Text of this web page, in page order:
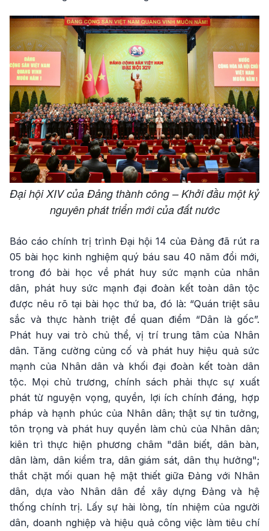
Đại hội XIV của Đảng thành công – Khởi đầu một kỷ
nguyên phát triển mới của đất nước
Báo cáo chính trị trình Đại hội 14 của Đảng đã rút ra
05 bài học kinh nghiệm quý báu sau 40 năm đổi mới,
trong đó bài học về phát huy sức mạnh của nhân
dân, phát huy sức mạnh đại đoàn kết toàn dân tộc
được nêu rõ tại bài học thứ ba, đó là: “Quán triệt sâu
sắc và thực hành triệt để quan điểm “Dân là gốc”.
Phát huy vai trò chủ thể, vị trí trung tâm của Nhân
dân. Tăng cường củng cố và phát huy hiệu quả sức
mạnh của Nhân dân và khối đại đoàn kết toàn dân
tộc. Mọi chủ trương, chính sách phải thực sự xuất
phát từ nguyện vọng, quyền, lợi ích chính đáng, hợp
pháp và hạnh phúc của Nhân dân; thật sự tin tưởng,
tôn trọng và phát huy quyền làm chủ của Nhân dân;
kiên trì thực hiện phương châm "dân biết, dân bàn,
dân làm, dân kiểm tra, dân giám sát, dân thụ hưởng";
thắt chặt mối quan hệ mật thiết giữa Đảng với Nhân
dân, dựa vào Nhân dân để xây dựng Đảng và hệ
thống chính trị. Lấy sự hài lòng, tín nhiệm của người
dân, doanh nghiệp và hiệu quả công việc làm tiêu chí